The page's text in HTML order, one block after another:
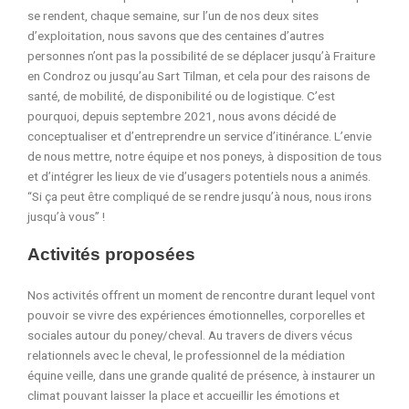
se rendent, chaque semaine, surl’un de nos deux sites
d’exploitation, nous savons que des centaines d’autres
personnes n’ont pas la possibilité de se déplacer jusqu’à Fraiture
en Condroz ou jusqu’au Sart Tilman, et cela pour des raisons de
santé, de mobilité, de disponibilité ou de logistique. C’est
pourquoi, depuis septembre 2021, nous avons décidé de
conceptualiser et d’entreprendre un service d’itinérance. L’envie
de nous mettre, notre équipe et nos poneys, à disposition de tous
et d’intégrer les lieux de vie d’usagers potentiels nous a animés.
“Si ça peut être compliqué de se rendre jusqu’à nous, nous irons
jusqu’à vous” !
Activités proposées
Nos activités offrent un momentde rencontredurant lequel vont
pouvoir se vivre des expériences émotionnelles, corporelles et
sociales autour du poney/cheval. Au travers de divers vécus
relationnels avec le cheval, leprofessionnel de la médiation
équine veille, dans une grande qualité de présence, à instaurer un
climat pouvant laisser la place et accueillir les émotions et